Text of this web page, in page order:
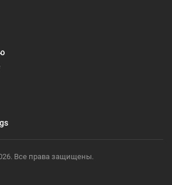
Все права защищены.